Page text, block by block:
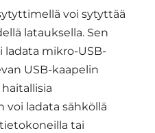
voi sytyttää
latauksella. Sen
ladata mikro-USB-
USB-kaapelin
voi ladata sähköllä
tai